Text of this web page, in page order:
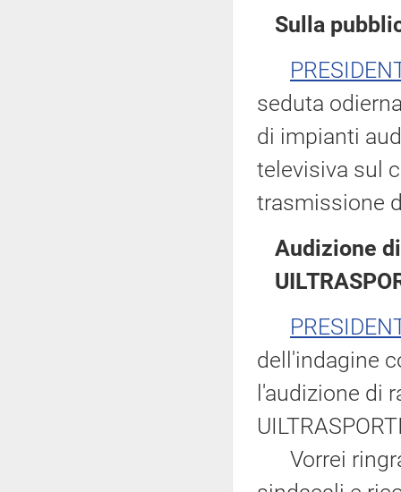
Sulla
seduta
di impianti
televisiva sul
trasmissione
Audizione
dell'indagine
l'audizione di
Vorrei